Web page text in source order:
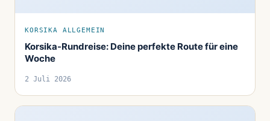
KORSIKA ALLGEMEIN
Korsika-Rundreise: Deine perfekte Route für eine
Woche
2 Juli 2026